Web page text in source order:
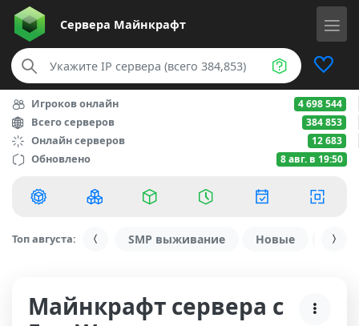
Сервера Майнкрафт
Игроков онлайн 4 698 544
Всего серверов 384 853
Онлайн серверов 12 683
Обновлено 8 авг. в 19:50
Топ августа: SMP выживание Новые С
Майнкрафт сервера с